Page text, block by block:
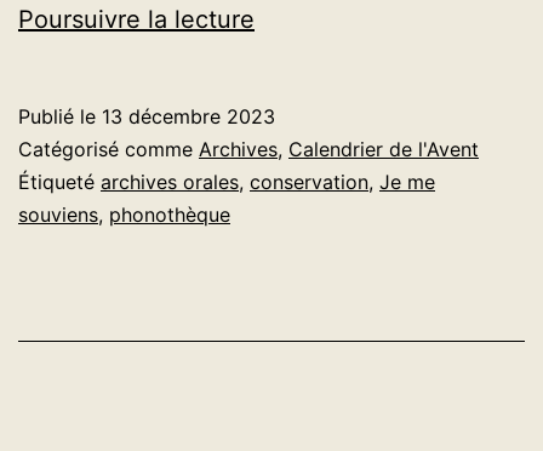
Poursuivre la lecture
Jour
13
Publié le 13 décembre 2023
Catégorisé comme Archives, Calendrier de l'Avent
Étiqueté archives orales, conservation, Je me
souviens, phonothèque